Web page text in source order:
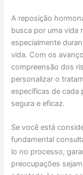
A reposição
busca por uma vida
especialmente
vida. Com os
compreensão dos
personalizar o
específicas de cada
segura e eficaz.
Se você está
fundamental
lo no processo,
preocupações